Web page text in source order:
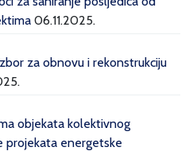
06.11.2025.
za obnovu i rekonstrukciju
objekata kolektivnog
projekata energetske